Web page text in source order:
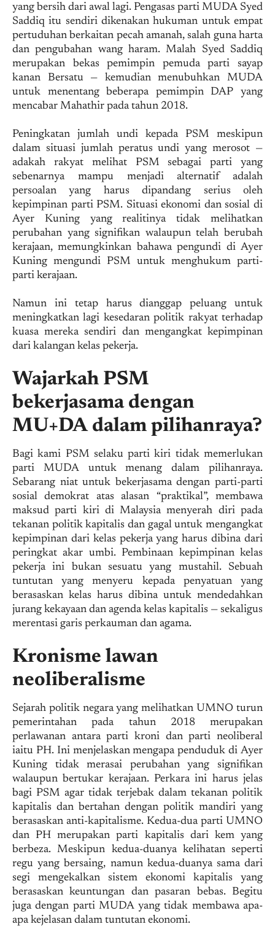
yang bersih dari awal lagi. Pengasas parti MUDA Syed
Saddiq itu sendiri dikenakan hukuman untuk empat
pertuduhan berkaitan pecah amanah, salah guna harta
dan pengubahan wang haram. Malah Syed Saddiq
merupakan bekas pemimpin pemuda parti sayap
kanan Bersatu — kemudian menubuhkan MUDA
untuk menentang beberapa pemimpin DAP yang
mencabar Mahathir pada tahun 2018.
Peningkatan jumlah undi kepada PSM meskipun
dalam situasi jumlah peratus undi yang merosot —
adakah rakyat melihat PSM sebagai parti yang
sebenarnya mampu menjadi alternatif adalah
persoalan yang harus dipandang serius oleh
kepimpinan parti PSM. Situasi ekonomi dan sosial di
Ayer Kuning yang realitinya tidak melihatkan
perubahan yang signifikan walaupun telah berubah
kerajaan, memungkinkan bahawa pengundi di Ayer
Kuning mengundi PSM untuk menghukum parti-
parti kerajaan.
Namun ini tetap harus dianggap peluang untuk
meningkatkan lagi kesedaran politik rakyat terhadap
kuasa mereka sendiri dan mengangkat kepimpinan
dari kalangan kelas pekerja.
Wajarkah PSM
bekerjasama dengan
MU+DA dalam pilihanraya?
Bagi kami PSM selaku parti kiri tidak memerlukan
parti MUDA untuk menang dalam pilihanraya.
Sebarang niat untuk bekerjasama dengan parti-parti
sosial demokrat atas alasan “praktikal”, membawa
maksud parti kiri di Malaysia menyerah diri pada
tekanan politik kapitalis dan gagal untuk mengangkat
kepimpinan dari kelas pekerja yang harus dibina dari
peringkat akar umbi. Pembinaan kepimpinan kelas
pekerja ini bukan sesuatu yang mustahil. Sebuah
tuntutan yang menyeru kepada penyatuan yang
berasaskan kelas harus dibina untuk mendedahkan
jurang kekayaan dan agenda kelas kapitalis — sekaligus
merentasi garis perkauman dan agama.
Kronisme lawan
neoliberalisme
Sejarah politik negara yang melihatkan UMNO turun
pemerintahan pada tahun 2018 merupakan
perlawanan antara parti kroni dan parti neoliberal
iaitu PH. Ini menjelaskan mengapa penduduk di Ayer
Kuning tidak merasai perubahan yang signifikan
walaupun bertukar kerajaan. Perkara ini harus jelas
bagi PSM agar tidak terjebak dalam tekanan politik
kapitalis dan bertahan dengan politik mandiri yang
berasaskan anti-kapitalisme. Kedua-dua parti UMNO
dan PH merupakan parti kapitalis dari kem yang
berbeza. Meskipun kedua-duanya kelihatan seperti
regu yang bersaing, namun kedua-duanya sama dari
segi mengekalkan sistem ekonomi kapitalis yang
berasaskan keuntungan dan pasaran bebas. Begitu
juga dengan parti MUDA yang tidak membawa apa-
apa kejelasan dalam tuntutan ekonomi.